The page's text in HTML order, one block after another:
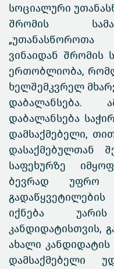
სოციალური
შრომის
„უთანასწოროთა
ვინაიდან შრომის
ერთობლიობა,
ხელშემკვრელ
დაბალანსება.
დაბალანსება
დამსაქმებელი,
დასაქმებულთან
საფეხურზე
ბევრად უფრო
იქნება
კანდიდატისთვის,
ახალი
დამსაქმებელი